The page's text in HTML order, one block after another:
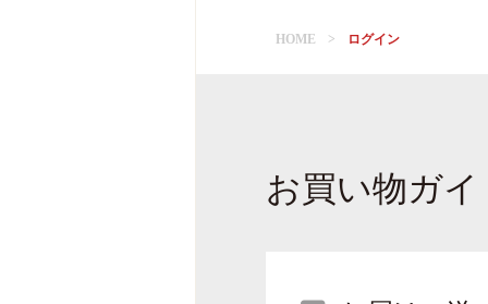
HOME ログイン
お買い物ガイ